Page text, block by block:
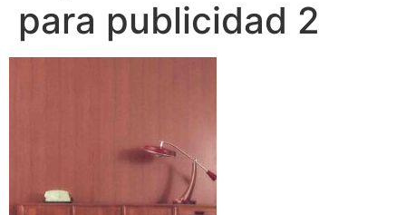
para publicidad 2